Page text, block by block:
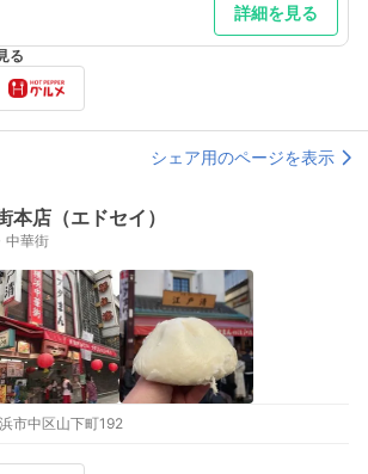
詳細を見る
る
シェア用のページを表示
本店（エドセイ）
中華街
市中区山下町192